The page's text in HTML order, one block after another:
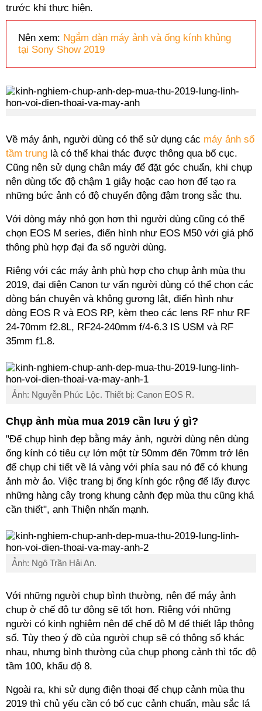
trước khi thực hiện.
Nên xem: Ngắm dàn máy ảnh và ống kính khủng
tại Sony Show 2019
Về máy ảnh, người dùng có thể sử dụng các máy ảnh số
tầm trung là có thể khai thác được thông qua bố cục.
Cũng nên sử dụng chân máy để đặt góc chuẩn, khi chụp
nên dùng tốc độ chậm 1 giây hoặc cao hơn để tạo ra
những bức ảnh có độ chuyển động đậm trong sắc thu.
Với dòng máy nhỏ gọn hơn thì người dùng cũng có thể
chọn EOS M series, điển hình như EOS M50 với giá phổ
thông phù hợp đại đa số người dùng.
Riêng với các máy ảnh phù hợp cho chụp ảnh mùa thu
2019, đại diện Canon tư vấn người dùng có thể chọn các
dòng bán chuyên và không gương lật, điển hình như
dòng EOS R và EOS RP, kèm theo các lens RF như RF
24-70mm f2.8L, RF24-240mm f/4-6.3 IS USM và RF
35mm f1.8.
Ảnh: Nguyễn Phúc Lộc. Thiết bị: Canon EOS R.
Chụp ảnh mùa mua 2019 cần lưu ý gì?
"Để chụp hình đẹp bằng máy ảnh, người dùng nên dùng
ống kính có tiêu cự lớn một từ 50mm đến 70mm trở lên
để chụp chi tiết về lá vàng với phía sau nó để có khung
ảnh mờ ảo. Việc trang bị ống kính góc rộng để lấy được
những hàng cây trong khung cảnh đẹp mùa thu cũng khá
cần thiết", anh Thiện nhấn mạnh.
Ảnh: Ngô Trần Hải An.
Với những người chụp bình thường, nên để máy ảnh
chụp ở chế độ tự động sẽ tốt hơn. Riêng với những
người có kinh nghiệm nên để chế độ M để thiết lập thông
số. Tùy theo ý đồ của người chụp sẽ có thông số khác
nhau, nhưng bình thường của chụp phong cảnh thì tốc độ
tầm 100, khẩu độ 8.
Ngoài ra, khi sử dụng điện thoại để chụp cảnh mùa thu
2019 thì chủ yếu cần có bố cục cảnh chuẩn, màu sắc lá